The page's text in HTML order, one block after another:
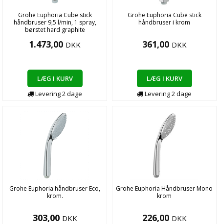
Grohe Euphoria Cube stick
håndbruser 9,5 l/min, 1 spray,
børstet hard graphite
1.473,00 DKK
LÆG I KURV
Levering2dage
Grohe Euphoria Cube stick
håndbruser i krom
361,00 DKK
LÆG I KURV
Levering2dage
Grohe Euphoria håndbruser Eco,
krom.
303,00 DKK
Grohe Euphoria Håndbruser Mono
krom
226,00 DKK